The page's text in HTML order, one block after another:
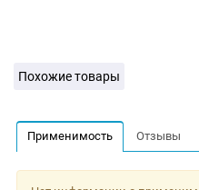
Похожие товары
Применимость Отзывы